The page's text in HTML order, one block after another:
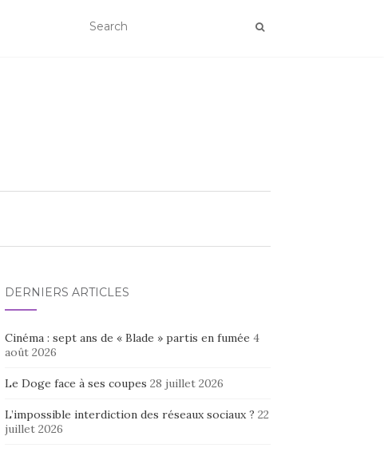
DERNIERS ARTICLES
Cinéma : sept ans de « Blade » partis en fumée 4
août 2026
Le Doge face à ses coupes 28 juillet 2026
L’impossible interdiction des réseaux sociaux ? 22
juillet 2026